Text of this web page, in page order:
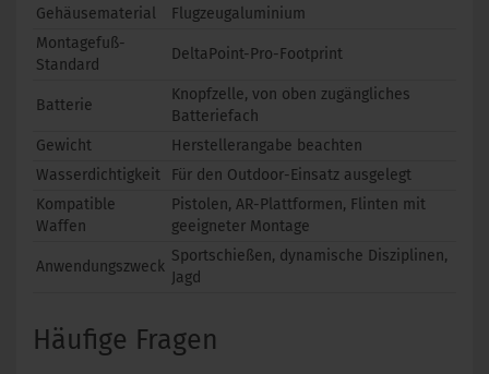
Gehäusematerial
Flugzeugaluminium
Montagefuß-
Standard
DeltaPoint-Pro-Footprint
Batterie
Knopfzelle, von oben zugängliches
Batteriefach
Gewicht
Herstellerangabe beachten
Wasserdichtigkeit
Für den Outdoor-Einsatz ausgelegt
Kompatible
Waffen
Pistolen, AR-Plattformen, Flinten mit
geeigneter Montage
Anwendungszweck
Sportschießen, dynamische Disziplinen,
Jagd
Häufige Fragen